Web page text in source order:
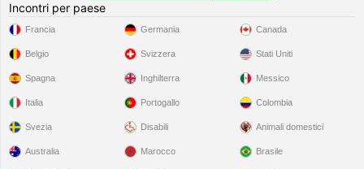
Incontri per paese
Francia
Belgio
Spagna
Italia
Svezia
Germania
Svizzera
Inghilterra
Portogallo
Disabili
Canada
Stati Uniti
Messico
Colombia
Animali domestici
Australia Marocco Brasile